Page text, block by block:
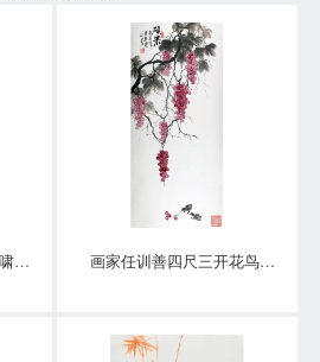
任训善国画虎作品《虎啸泉鸣》四尺整张真迹 画家任训善四尺三开花鸟画作品《硕果》